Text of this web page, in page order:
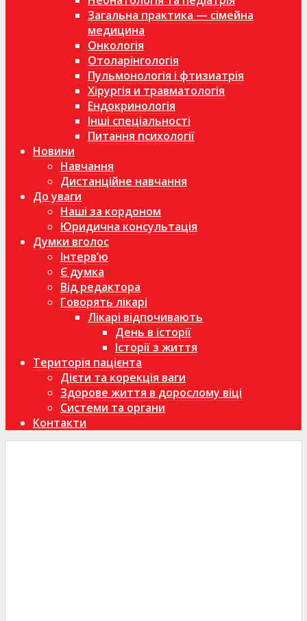
Загальна практика — сімейна
медицина
Онкологія
Отоларінгологія
Пульмонологія і фтизиатрія
Хірургія и травматологія
Ендокринологія
Інші спеціальності
Питання психології
Новини
Навчання
Дистанційне навчання
До уваги
Наші за кордоном
Юридична консультація
Думки вголос
Інтерв’ю
Є думка
Від редактора
Говорять лікарі
Лікарі відпочивають
День в історії
Історії з життя
Територія пацієнта
Дієти та корекція ваги
Здорове життя в дорослому віці
Системи та органи
Контакти